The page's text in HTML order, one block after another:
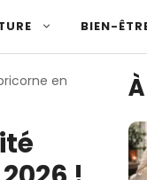
BIEN-
en